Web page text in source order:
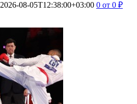
2026-08-05T12:38:00+03:00 0 от 0 ₽